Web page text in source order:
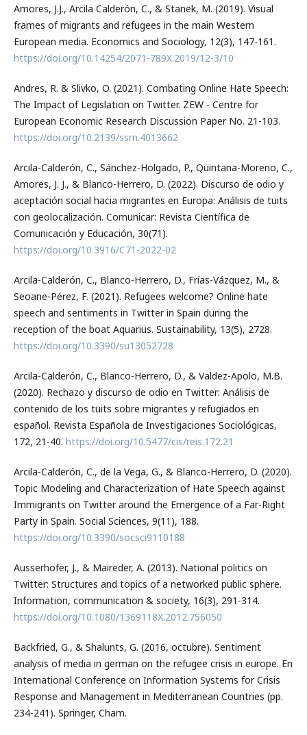
Amores, J.J., Arcila Calderón, C., & Stanek, M. (2019). Visual
frames of migrants and refugees in the main Western
European media. Economics and Sociology, 12(3), 147-161.
https://doi.org/10.14254/2071-789X.2019/12-3/10
Andres, R. & Slivko, O. (2021). Combating Online Hate Speech:
The Impact of Legislation on Twitter. ZEW - Centre for
European Economic Research Discussion Paper No. 21-103.
https://doi.org/10.2139/ssrn.4013662
Arcila-Calderón, C., Sánchez-Holgado, P., Quintana-Moreno, C.,
Amores, J. J., & Blanco-Herrero, D. (2022). Discurso de odio y
aceptación social hacia migrantes en Europa: Análisis de tuits
con geolocalización. Comunicar: Revista Científica de
Comunicación y Educación, 30(71).
https://doi.org/10.3916/C71-2022-02
Arcila-Calderón, C., Blanco-Herrero, D., Frías-Vázquez, M., &
Seoane-Pérez, F. (2021). Refugees welcome? Online hate
speech and sentiments in Twitter in Spain during the
reception of the boat Aquarius. Sustainability, 13(5), 2728.
https://doi.org/10.3390/su13052728
Arcila-Calderón, C., Blanco-Herrero, D., & Valdez-Apolo, M.B.
(2020). Rechazo y discurso de odio en Twitter: Análisis de
contenido de los tuits sobre migrantes y refugiados en
español. Revista Española de Investigaciones Sociológicas,
172, 21-40. https://doi.org/10.5477/cis/reis.172.21
Arcila-Calderón, C., de la Vega, G., & Blanco-Herrero, D. (2020).
Topic Modeling and Characterization of Hate Speech against
Immigrants on Twitter around the Emergence of a Far-Right
Party in Spain. Social Sciences, 9(11), 188.
https://doi.org/10.3390/socsci9110188
Ausserhofer, J., & Maireder, A. (2013). National politics on
Twitter: Structures and topics of a networked public sphere.
Information, communication & society, 16(3), 291-314.
https://doi.org/10.1080/1369118X.2012.756050
Backfried, G., & Shalunts, G. (2016, octubre). Sentiment
analysis of media in german on the refugee crisis in europe. En
International Conference on Information Systems for Crisis
Response and Management in Mediterranean Countries (pp.
234-241). Springer, Cham.